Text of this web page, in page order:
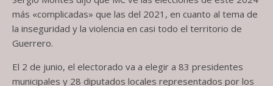
más «complicadas» que las del 2021, en cuanto al tema de
la inseguridad y la violencia en casi todo el territorio de
Guerrero.
El 2 de junio, el electorado va a elegir a 83 presidentes
municipales y 28 diputados locales representados por los